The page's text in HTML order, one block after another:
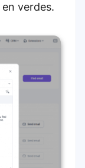
verdes.